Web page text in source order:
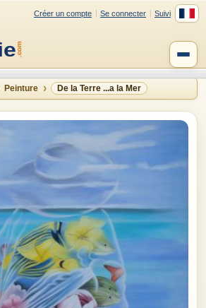
Créer un compte Se connecter Suivi
Peinture De la Terre ...a la Mer